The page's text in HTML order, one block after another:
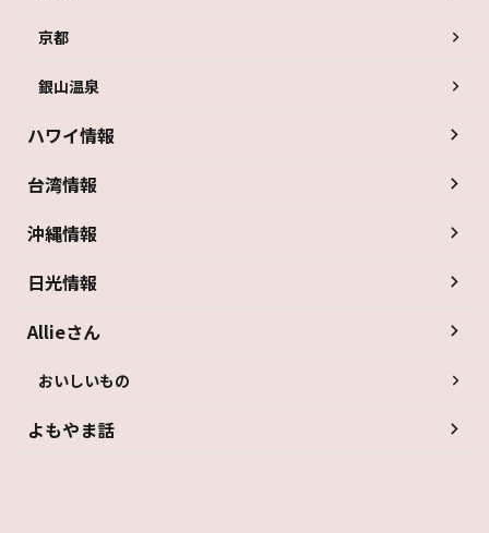
京都
銀山温泉
ハワイ情報
台湾情報
沖縄情報
日光情報
Allieさん
おいしいもの
よもやま話